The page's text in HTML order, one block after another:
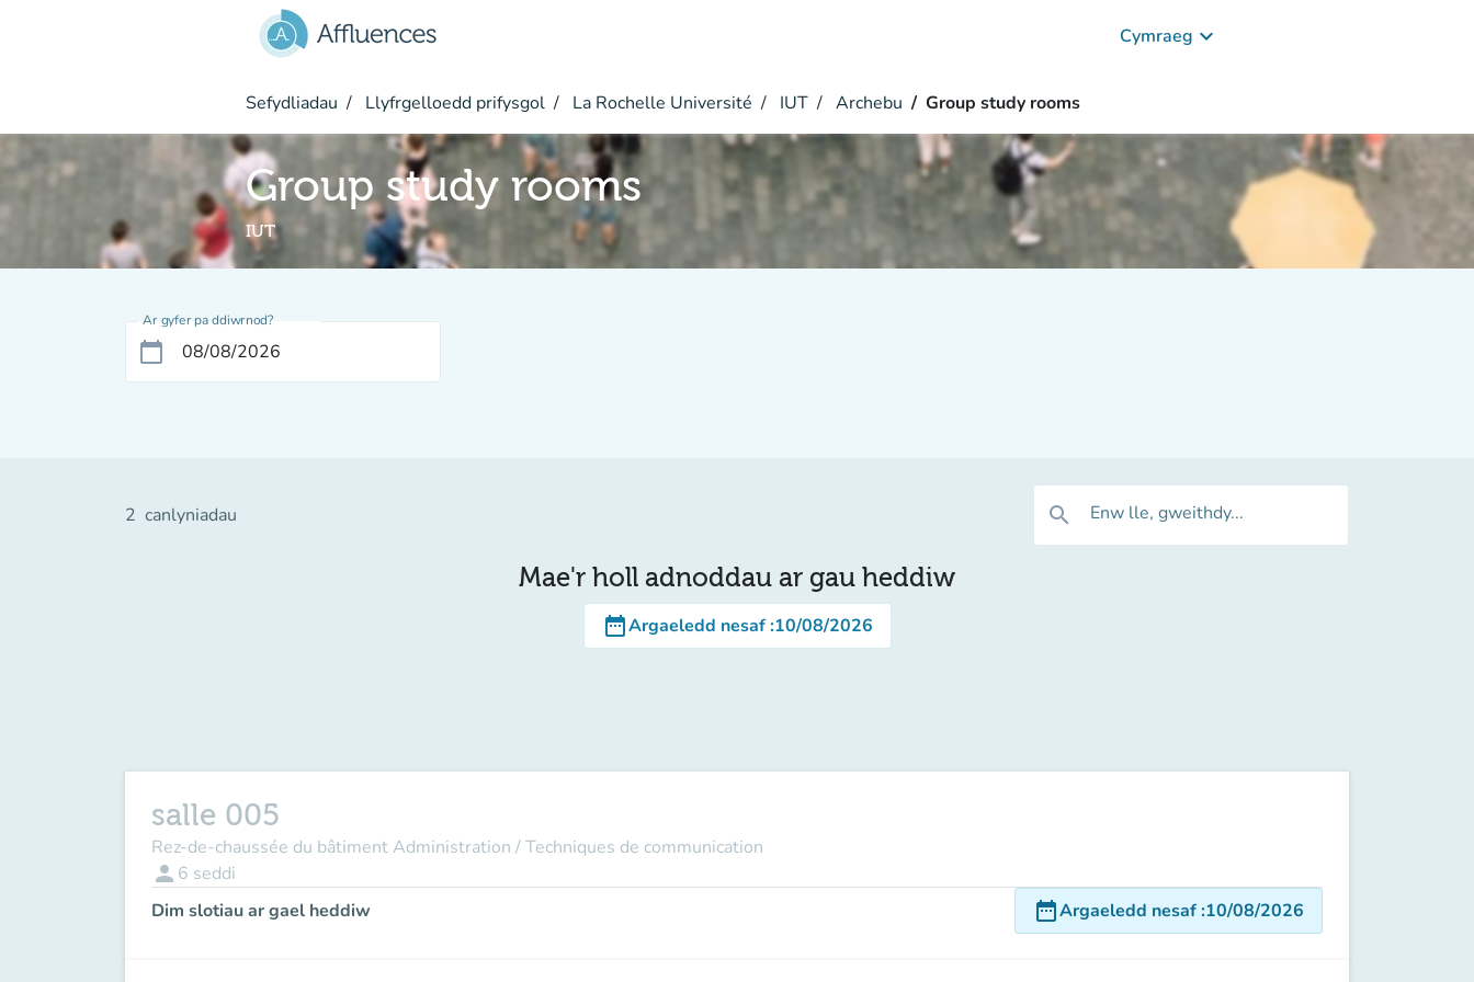
Cymraeg keyboard_arrow_down
Sefydliadau Llyfrgelloedd prifysgol La Rochelle Université IUT Archebu Group study rooms
Group study rooms
IUT
Ar gyfer pa ddiwrnod?
calendar_today
2 canlyniadau search Enw lle, gweithdy...
Mae'r holl adnoddau ar gau heddiw
date_rangeArgaeledd nesaf:10/08/2026
salle 005
Rez-de-chaussée du bâtiment Administration / Techniques de communication
person 6 seddi
Dim slotiau ar gael heddiw
date_rangeArgaeledd nesaf:10/08/2026